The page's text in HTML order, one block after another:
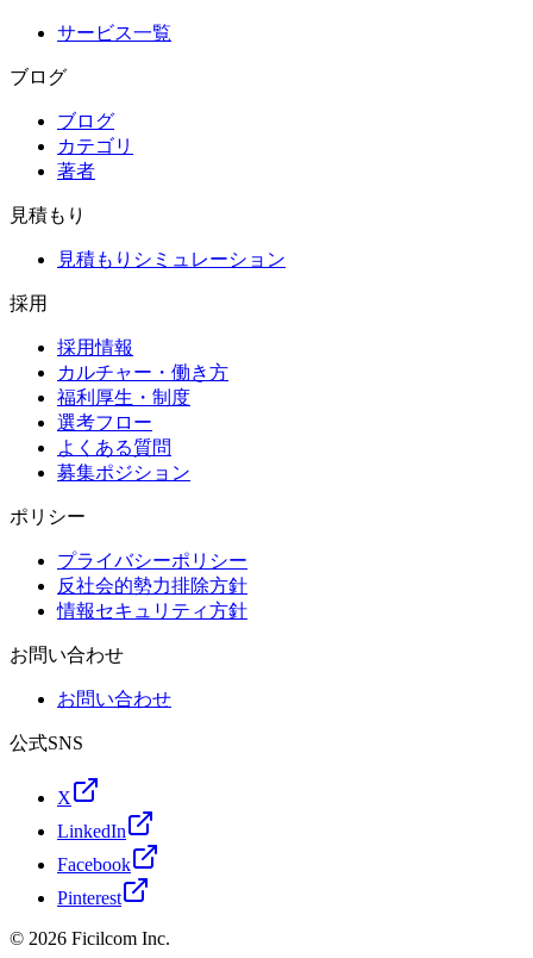
サービス一覧
ブログ
ブログ
カテゴリ
著者
見積もり
見積もりシミュレーション
採用
採用情報
カルチャー・働き方
福利厚生・制度
選考フロー
よくある質問
募集ポジション
ポリシー
プライバシーポリシー
反社会的勢力排除方針
情報セキュリティ方針
お問い合わせ
お問い合わせ
公式SNS
X
LinkedIn
Facebook
Pinterest
© 2026 Ficilcom Inc.